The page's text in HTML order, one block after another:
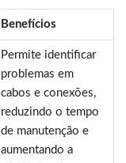
Benefícios
Permite identificar
problemas em
cabos e conexões,
reduzindo o tempo
de manutenção e
aumentando a